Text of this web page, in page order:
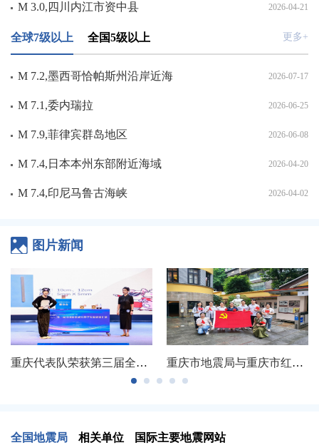
M 3.0,四川内江市资中县 2026-04-21
全球7级以上 全国5级以上 更多+
M 7.2,墨西哥恰帕斯州沿岸近海 2026-07-17
M 7.1,委内瑞拉 2026-06-25
M 7.9,菲律宾群岛地区 2026-06-08
M 7.4,日本本州东部附近海域 2026-04-20
M 7.4,印尼马鲁古海峡 2026-04-02
图片新闻
重庆代表队荣获第三届全国防震减灾科学实验展演汇演三等奖 重庆市地震局与重庆市红十字会联合开展支部主题党日活动
全国地震局 相关单位 国际主要地震网站